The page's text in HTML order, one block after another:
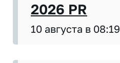
2026 PR
10 августа в 08:19